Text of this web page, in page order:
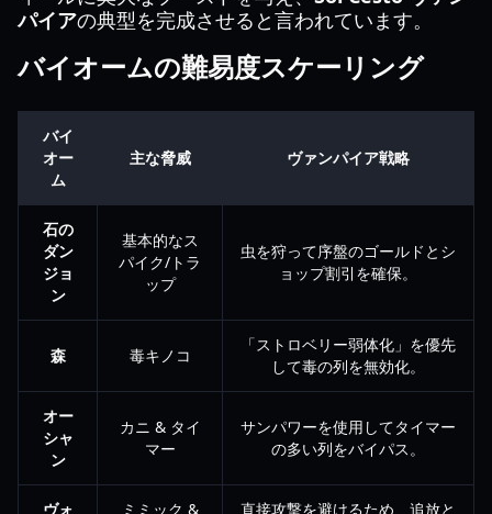
パイアの典型を完成させると言われています。
バイオームの難易度スケーリング
バイ
オー
ム
主な脅威 ヴァンパイア戦略
石の
ダン
ジョ
ン
基本的なス
パイク/トラ
ップ
虫を狩って序盤のゴールドとシ
ョップ割引を確保。
森 毒キノコ
「ストロベリー弱体化」を優先
して毒の列を無効化。
オー
シャ
ン
カニ & タイ
マー
サンパワーを使用してタイマー
の多い列をバイパス。
ヴォ ミミック & 直接攻撃を避けるため、追放と